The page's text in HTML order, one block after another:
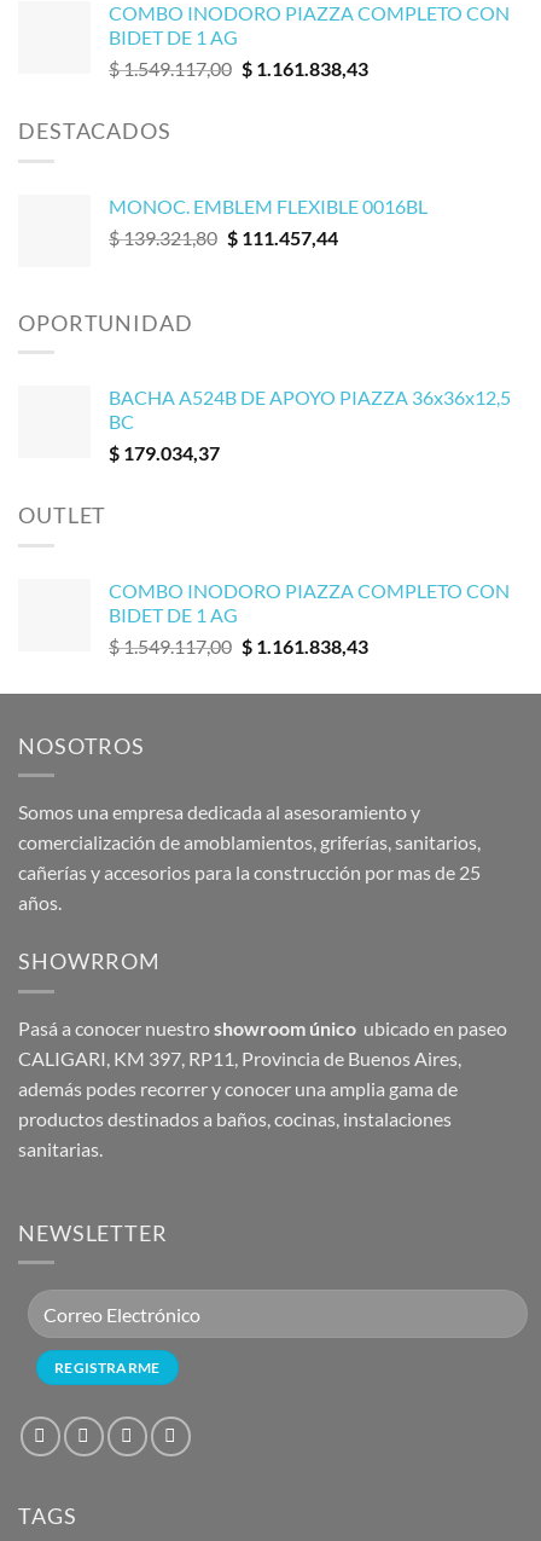
COMBO INODORO PIAZZA COMPLETO CON
BIDET DE 1 AG
$1.549.117,00 El
$1.161.838,43El
DESTACADOS
MONOC. EMBLEM FLEXIBLE 0016BL
$139.321,80 El
$111.457,44El
OPORTUNIDAD
BACHA A524B DE APOYO PIAZZA 36x36x12,5
BC
$ 179.034,37
OUTLET
COMBO INODORO PIAZZA COMPLETO CON
BIDET DE 1 AG
$1.549.117,00 El
original
$1.161.838,43El
actual
NOSOTROS
Somos una empresa dedicada al asesoramiento y
comercialización de amoblamientos, griferías, sanitarios,
cañerías y accesorios para la construcción por mas de 25
años.
SHOWRROM
Pasá a conocer nuestroshowroom único ubicado en paseo
CALIGARI, KM 397, RP11, Provincia de Buenos Aires,
además podes recorrer y conocer una amplia gama de
productos destinados a baños, cocinas, instalaciones
sanitarias.
NEWSLETTER
TAGS